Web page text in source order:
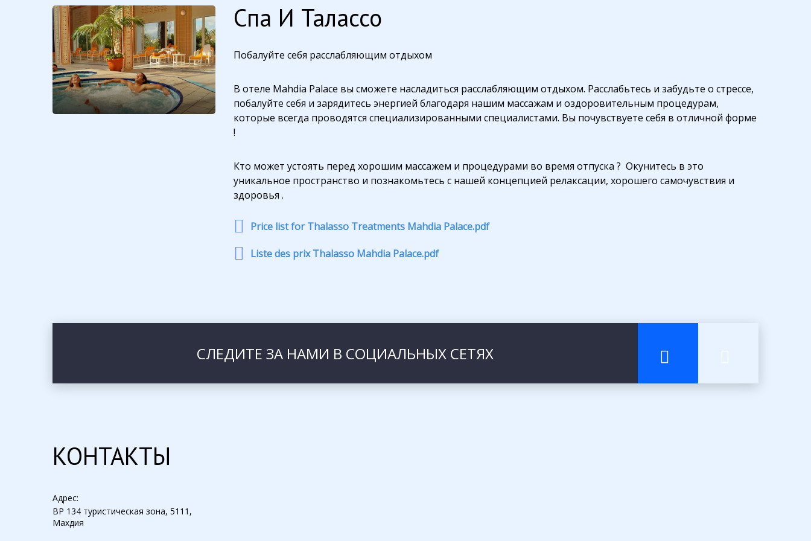
Спа И Талассо
Побалуйте себя расслабляющим отдыхом
В отеле Mahdia Palace вы сможете насладиться расслабляющим отдыхом. Расслабьтесь и забудьте о стрессе,
побалуйте себя и зарядитесь энергией благодаря нашим массажам и оздоровительным процедурам,
которые всегда проводятся специализированными специалистами. Вы почувствуете себя в отличной форме
!
Кто может устоять перед хорошим массажем и процедурами во время отпуска ? Окунитесь в это
уникальное пространство и познакомьтесь с нашей концепцией релаксации, хорошего самочувствия и
здоровья .
Price list for Thalasso Treatments Mahdia Palace.pdf
Liste des prix Thalasso Mahdia Palace.pdf
СЛЕДИТЕ ЗА НАМИ В СОЦИАЛЬНЫХ СЕТЯХ
КОНТАКТЫ
Адрес:
BP 134 туристическая зона, 5111,
Махдия